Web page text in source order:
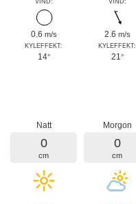
VIND:
0.6 m/s
KYLEFFEKT:
14°
VIND:
2.6 m/s
KYLEFFEKT:
21°
Natt
0
cm
Morgon
0
cm